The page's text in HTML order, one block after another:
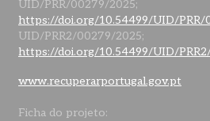
UID/PRR/00279/2025;
https://doi.org/10.54499/UID/PRR/
UID/PRR2/00279/2025;
https://doi.org/10.54499/UID/
www.recuperarportugal.gov.pt
Ficha do projeto: